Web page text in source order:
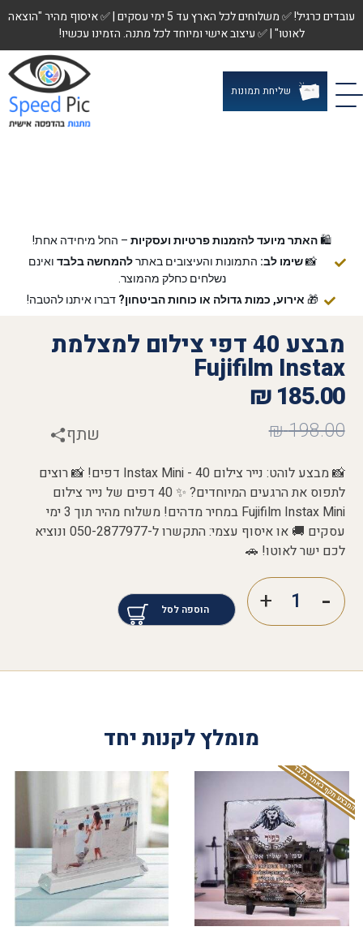
עובדים כרגיל! ✅ משלוחים לכל הארץ עד 5 ימי עסקים | ✅ איסוף מהיר "הוצאה
לאוטו" | ✅ עיצוב אישי ומיוחד לכל מתנה. הזמינו עכשיו!
שליחת תמונות
🛍️האתר מיועד להזמנות פרטיות ועסקיות – החל מיחידה אחת!
📸שימו לב: התמונות והעיצובים באתרלהמחשה בלבד ואינם
נשלחים כחלק מהמוצר.
🎁 אירוע, כמות גדולה או כוחות הביטחון? דברו איתנו להטבה!
מבצע 40 דפי צילום למצלמת
Fujifilm Instax
185.00
₪
198.00
₪ שתף
📸 מבצע לוהט: נייר צילום Instax Mini - 40 דפים! 📸 רוצים
לתפוס את הרגעים המיוחדים? ✨ 40 דפים של נייר צילום
Fujifilm Instax Mini במחיר מדהים! משלוח מהיר תוך 3 ימי
עסקים 🚚 או איסוף עצמי: התקשרו ל-050-2877977 ונוציא
לכם ישר לאוטו! 🚗
הוספה לסל
מומלץ לקנות יחד
המבצע תקף באתר בלבד